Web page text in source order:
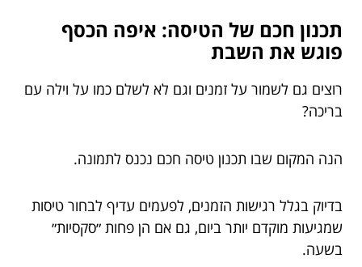
תכנון חכם של הטיסה: איפה הכסף
פוגש את השבת
רוצים גם לשמור על זמנים וגם לא לשלם כמו על וילה עם
בריכה?
הנה המקום שבו תכנון טיסה חכם נכנס לתמונה.
בדיוק בגלל רגישות הזמנים, לפעמים עדיף לבחור טיסות
שמגיעות מוקדם יותר ביום, גם אם הן פחות ״סקסיות״
בשעה.